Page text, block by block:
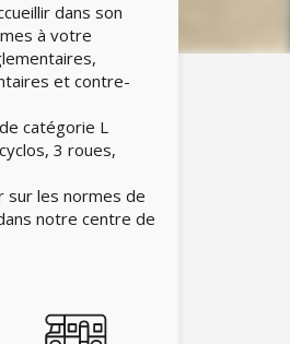
dans son
à votre
et contre-
catégorie L
3 roues,
sur les normes de
notre centre de